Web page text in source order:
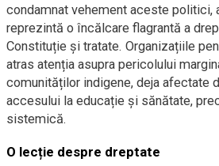
condamnat vehement aceste politici,
reprezintă o încălcare flagrantă a
Constituție și tratate. Organizațiile
atras atenția asupra pericolului
comunităților indigene, deja afectate
accesului la educație și sănătate,
sistemică.
O lecție despre dreptate